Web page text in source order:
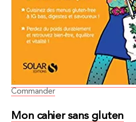
Commander
Mon cahier sans gluten